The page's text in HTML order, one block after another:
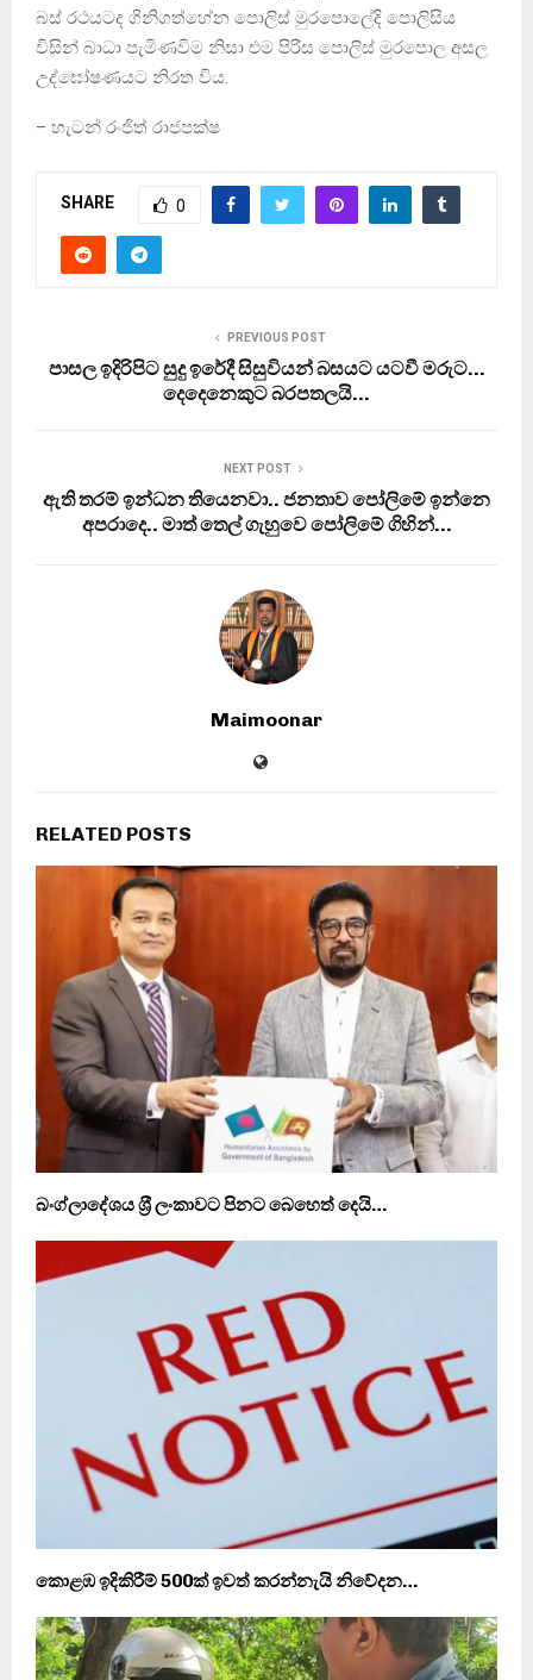
බස් රථයටද ගිනිගත්හේන පොලිස් මුරපොලේදි පොලිසිය
විසින් බාධා පැමිණවිම නිසා එම පිරිස පොලිස් මුරපොල අසල
උද්ඝෝෂණයට නිරත විය.
– හැටන් රංජිත් රාජපක්ෂ
SHARE 0
PREVIOUS POST
පාසල ඉදිරිපිට සුදු ඉරේදී සිසුවියන් බසයට යටවී මරුට…
දෙදෙනෙකුට බරපතලයි…
NEXT POST
ඇති තරම් ඉන්ධන තියෙනවා.. ජනතාව පෝලිමේ ඉන්නෙ
අපරාදෙ.. මාත් තෙල් ගැහුවෙ පෝලිමේ ගිහින්…
Maimoonar
RELATED POSTS
බංග්ලාදේශය ශ‍්‍රී ලංකාවට පිනට බෙහෙත් දෙයි…
කොළඹ ඉදිකිරීම් 500ක් ඉවත් කරන්නැයි නිවේදන…